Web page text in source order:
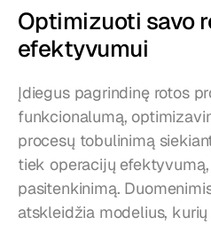
Optimizuoti savo
efektyvumui
Įdiegus pagrindinę rotos
funkcionalumą,
procesų tobulinimą
tiek operacijų
pasitenkinimą.
atskleidžia modelius,